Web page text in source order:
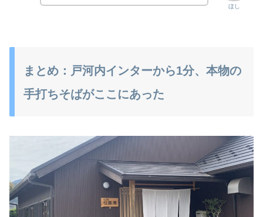
ほし
まとめ：戸河内インターから1分、本物の
手打ちそばがここにあった